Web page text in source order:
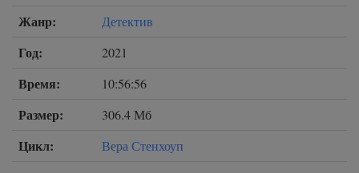
Жанр: Детектив
Год: 2021
Время: 10:56:56
Размер: 306.4 Мб
Цикл: Вера Стенхоуп